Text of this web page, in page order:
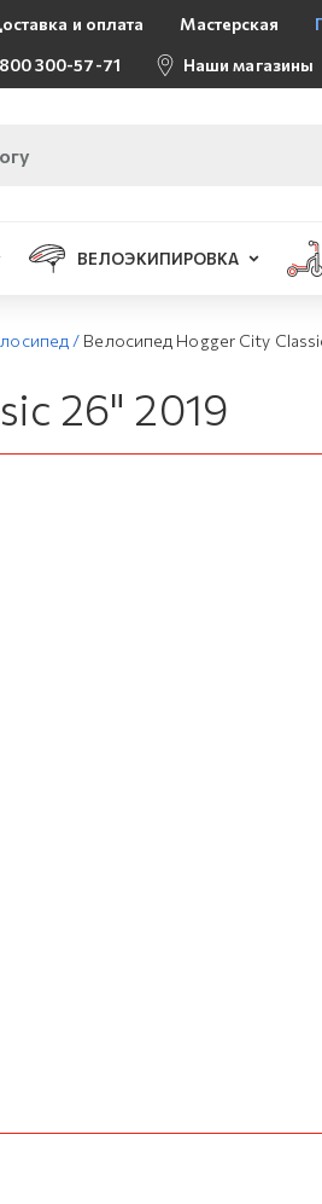
и оплата Мастерская
300-57-71
Наши магазины
ВЕЛОЭКИПИРОВКА
/ Велосипед Hogger City
26" 2019